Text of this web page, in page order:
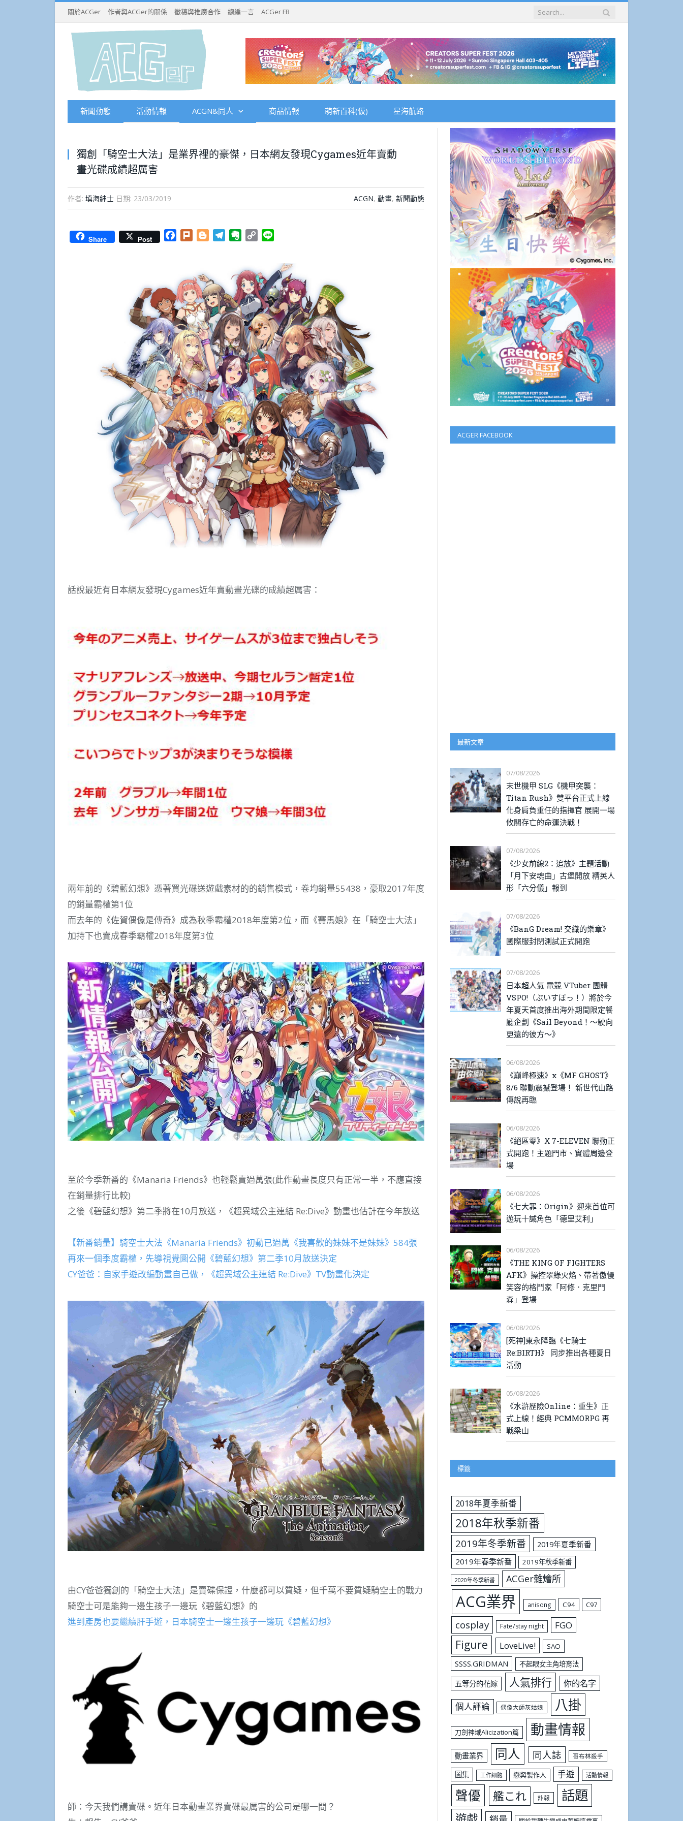
關於ACGer 作者與ACGer的關係 徵稿與推廣合作 總編一言 ACGer FB
新聞動態 活動情報 ACGN&同人 商品情報 萌新百科(仮) 星海航路
獨創「騎空士大法」是業界裡的豪傑，日本網友發現Cygames近年賣動
畫光碟成績超厲害
作者: 填海紳士 日期: 23/03/2019 ACGN, 動畫, 新聞動態
Share Post Facebook
Plurk BloggerTelegramEvernote
Copy
話說最近有日本網友發現Cygames近年賣動畫光碟的成績超厲害：
兩年前的《碧藍幻想》憑著買光碟送遊戲素材的的銷售模式，卷均銷量55438，豪取2017年度
的銷量霸權第1位
而去年的《佐賀偶像是傳奇》成為秋季霸權2018年度第2位，而《賽馬娘》在「騎空士大法」
加持下也賣成春季霸權2018年度第3位
至於今季新番的《Manaria Friends》也輕鬆賣過萬張(此作動畫長度只有正常一半，不應直接
在銷量排行比較)
之後《碧藍幻想》第二季將在10月放送，《超異域公主連結 Re:Dive》動畫也估計在今年放送
【新番銷量】騎空士大法《Manaria Friends》初動已過萬《我喜歡的妹妹不是妹妹》584張
再來一個季度霸權，先導視覺圖公開《碧藍幻想》第二季10月放送決定
CY爸爸：自家手遊改編動畫自己做，《超異域公主連結 Re:Dive》TV動畫化決定
由CY爸爸獨創的「騎空士大法」是賣碟保證，什麼都可以質疑，但千萬不要質疑騎空士的戰力
騎空士可是能夠一邊生孩子一邊玩《碧藍幻想》的
進到產房也要繼續肝手遊，日本騎空士一邊生孩子一邊玩《碧藍幻想》
師：今天我們講賣碟。近年日本動畫業界賣碟最厲害的公司是哪一間？
ACGER FACEBOOK
最新文章
07/08/2026
末世機甲 SLG《機甲突襲：
Titan Rush》雙平台正式上線
化身肩負重任的指揮官 展開一場
攸關存亡的命運決戰！
07/08/2026
《少女前線2：追放》主題活動
「月下安魂曲」古堡開放 精英人
形「六分儀」報到
07/08/2026
《BanG Dream! 交織的樂章》
國際服封閉測試正式開跑
07/08/2026
日本超人氣 電競 VTuber 團體
VSPO!（ぶいすぽっ！）將於今
年夏天首度推出海外期間限定餐
廳企劃《Sail Beyond！～駛向
更遠的彼方～》
06/08/2026
《巔峰極速》x《MF GHOST》
8/6 聯動震撼登場！ 新世代山路
傳說再臨
06/08/2026
《絕區零》X 7-ELEVEN 聯動正
式開跑！主題門市、實體周邊登
場
06/08/2026
《七大罪：Origin》迎來首位可
遊玩十誡角色「德里艾利」
06/08/2026
《THE KING OF FIGHTERS
AFK》操控翠綠火焰、帶著傲慢
笑容的格鬥家「阿修．克里門
森」登場
06/08/2026
[死神]東永降臨《七騎士
Re:BIRTH》 同步推出各種夏日
活動
05/08/2026
《水滸歷險Online：重生》正
式上線！經典 PCMMORPG 再
戰梁山
標籤
2018年夏季新番
2018年秋季新番
2019年冬季新番
2019年夏季新番
2019年春季新番
2019年秋季新番
2020年冬季新番 ACGer雜燴所
ACG業界 anisong C94 C97
cosplay Fate/stay night FGO
Figure LoveLive! SAO
SSSS.GRIDMAN 不起眼女主角培育法
五等分的花嫁 人氣排行 你的名字
個人評論 偶像大師灰姑娘 八掛
刀劍神域Alicization篇 動畫情報
動畫業界 同人 同人誌 哥布林殺手
圖集 工作細胞 戀與製作人 手遊 活動情報
聲優 艦これ 訃報 話題